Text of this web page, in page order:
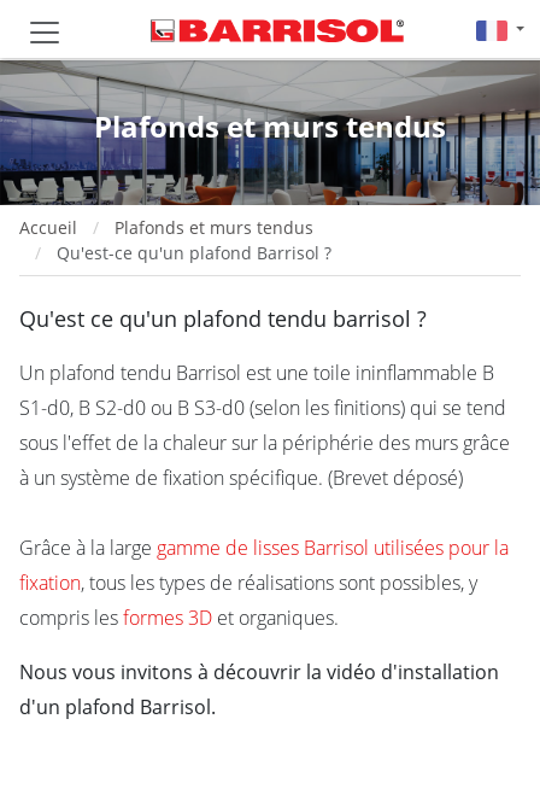
Plafonds et murs tendus
Accueil
Plafonds et murs tendus
Qu'est-ce qu'un plafond Barrisol ?
Qu'est ce qu'un plafond tendu barrisol ?
Un plafond tendu Barrisol est une toile ininflammable B
S1-d0, B S2-d0 ou B S3-d0 (selon les finitions) qui se tend
sous l'effet de la chaleur sur la périphérie des murs grâce
à un système de fixation spécifique. (Brevet déposé)
Grâce à la large gamme de lisses Barrisol utilisées pour la
fixation, tous les types de réalisations sont possibles, y
compris lesformes 3D et organiques.
Nous vous invitons à découvrir la vidéo d'installation
d'un plafond Barrisol.